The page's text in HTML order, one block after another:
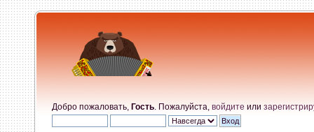
Добро пожаловать, Гость . Пожалуйста, войдите или